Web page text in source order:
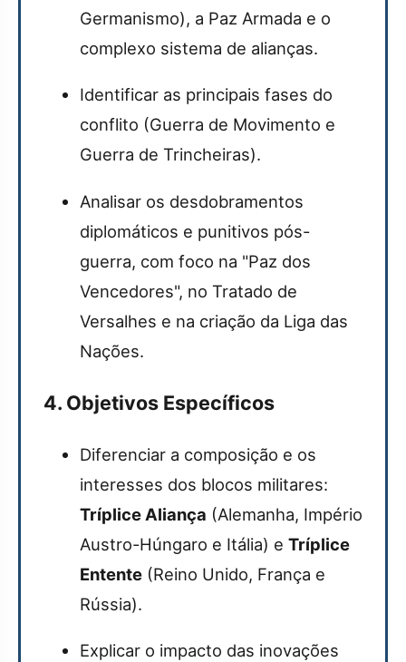
Germanismo), a Paz Armada e o
complexo sistema de alianças.
Identificar as principais fases do
conflito (Guerra de Movimento e
Guerra de Trincheiras).
Analisar os desdobramentos
diplomáticos e punitivos pós-
guerra, com foco na "Paz dos
Vencedores", no Tratado de
Versalhes e na criação da Liga das
Nações.
4. Objetivos Específicos
Diferenciar a composição e os
interesses dos blocos militares:
Tríplice Aliança (Alemanha, Império
Austro-Húngaro e Itália) e Tríplice
Entente (Reino Unido, França e
Rússia).
Explicar o impacto das inovações